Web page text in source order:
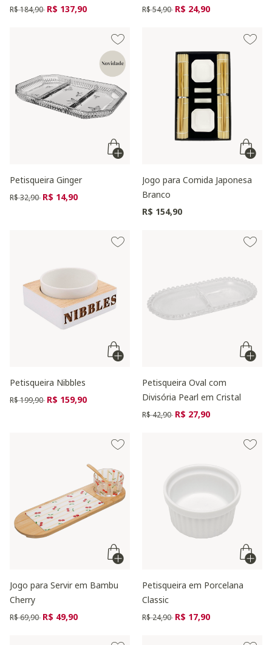
Bambu Inave
Preço reduzido de
R$ 184,90 para
R$ 137,90 Preço reduzido de
R$ 54,90 para
R$ 24,90
Petisqueira Ginger
Preço reduzido de
R$ 32,90 para
R$ 14,90
Jogo para Comida Japonesa
Branco
R$ 154,90
Petisqueira Nibbles
Preço reduzido de
R$ 199,90 para
R$ 159,90
Petisqueira Oval com
Divisória Pearl em Cristal
Preço reduzido de
R$ 42,90 para
R$ 27,90
Jogo para Servir em Bambu
Cherry
Preço reduzido de
R$ 69,90 para
R$ 49,90
Petisqueira em Porcelana
Classic
Preço reduzido de
R$ 24,90 para
R$ 17,90